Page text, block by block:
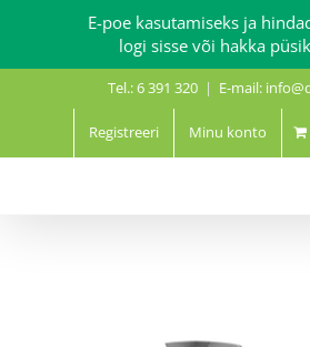
Tel.: 6 391 320 | E-mail:
Registreeri Minu konto
E-poe kasutamiseks ja
logi sisse või hakka